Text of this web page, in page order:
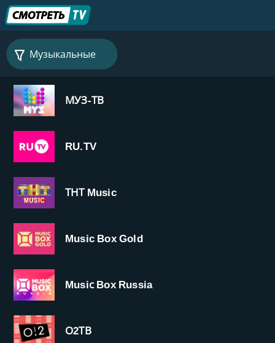
Музыкальные
МУЗ-ТВ
RU.TV
ТНТ Music
Music Box Gold
Musiс Box Russia
О2ТВ